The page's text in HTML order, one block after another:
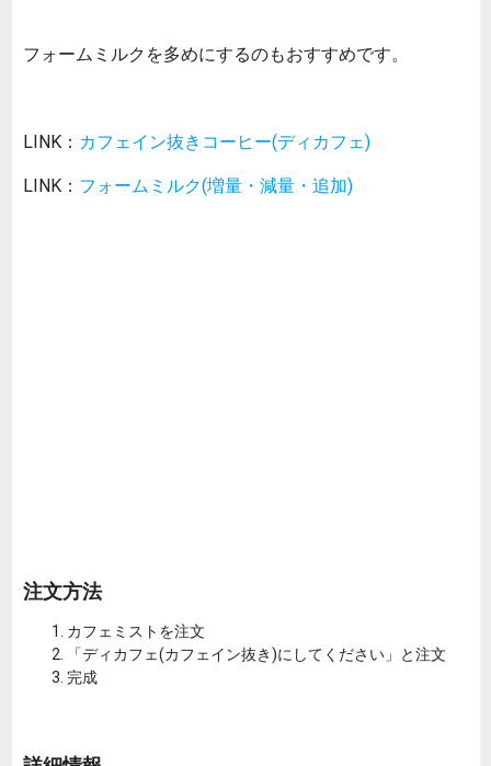
フォームミルクを多めにするのもおすすめです。
LINK： カフェイン抜きコーヒー(ディカフェ)
LINK： フォームミルク(増量・減量・追加)
注文方法
カフェミストを注文
「ディカフェ(カフェイン抜き)にしてください」と注文
完成